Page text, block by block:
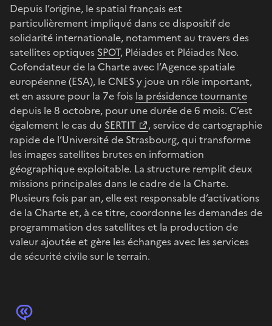
Depuis l’origine, le spatial français est
particulièrement impliqué dans ce dispositif de
solidarité internationale, notamment au travers des
satellites optiques SPOT, Pléiades et Pléiades Neo.
Cofondateur de la Charte avec l’Agence spatiale
européenne (ESA), le CNES y joue un rôle important,
et en assure pour la 7e fois la présidence tournante
depuis le 8 octobre, pour une durée de 6 mois. C’est
également le cas du SERTIT
, service de cartographie
rapide de l’Université de Strasbourg, qui transforme
les images satellites brutes en information
géographique exploitable. La structure remplit deux
missions principales dans le cadre de la Charte.
Plusieurs fois par an, elle est responsable d’activations
de la Charte et, à ce titre, coordonne les demandes de
programmation des satellites et la production de
valeur ajoutée et gère les échanges avec les services
de sécurité civile sur le terrain.